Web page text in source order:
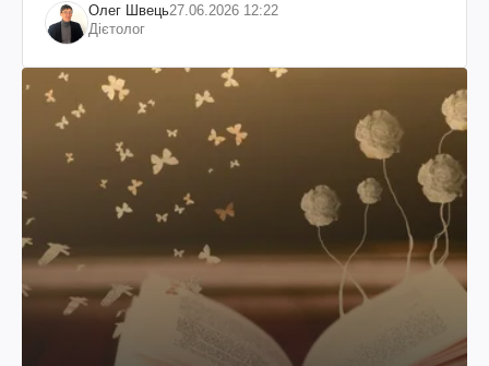
Олег Швець27.06.2026 12:22
Дієтолог